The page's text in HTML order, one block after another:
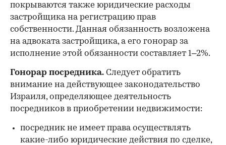
покрываются также юридические расходы
застройщика на регистрацию прав
собственности. Данная обязанность возложена
на адвоката застройщика, а его гонорар за
исполнение этой обязанности составляет 1–2%.
Гонорар посредника. Следует обратить
внимание на действующее законодательство
Израиля, определяющее деятельность
посредников в приобретении недвижимости:
посредник не имеет права осуществлять
какие-либо юридические действия по сделке,